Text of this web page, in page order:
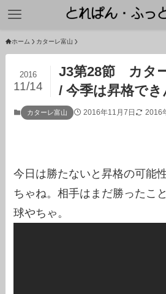
ホーム カターレ富山
J3第28節 カタ
/ 今季は昇格で
2016
11/14
カターレ富山 2016年11月7日 2016
今日は勝たないと昇格の可能
ちゃね。相手はまだ勝ったこ
球やちゃ。